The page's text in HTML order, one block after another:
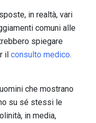
in realtà, vari
comuni alle
spiegare
il consulto medico.
che mostrano
su sé stessi le
in media,